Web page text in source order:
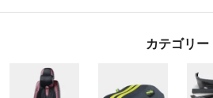
カテゴリー